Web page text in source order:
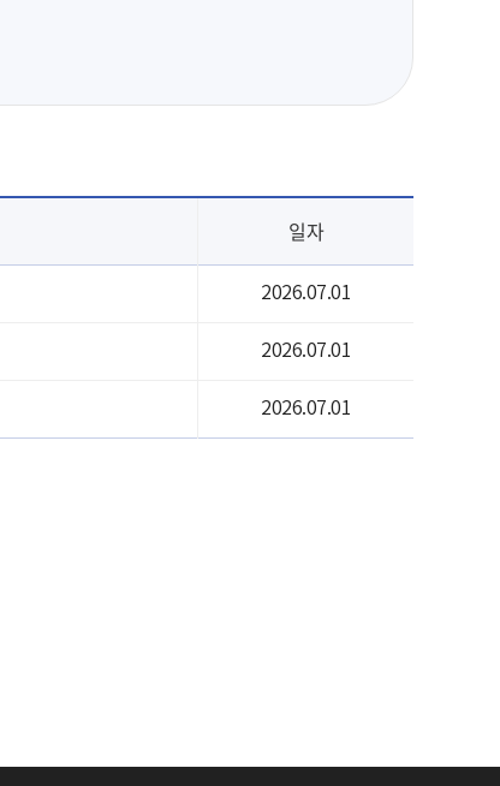
일자
2026.07.01
2026.07.01
2026.07.01